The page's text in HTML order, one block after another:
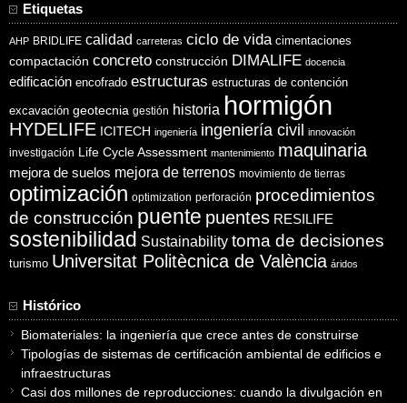
Etiquetas
AHP BRIDLIFE calidad carreteras ciclo de vida cimentaciones
compactación concreto construcción DIMALIFE docencia
edificación encofrado estructuras estructuras de contención
excavación geotecnia gestión historia hormigón
HYDELIFE ICITECH ingeniería ingeniería civil innovación
investigación Life Cycle Assessment mantenimiento maquinaria
mejora de suelos mejora de terrenos movimiento de tierras
optimización optimization perforación procedimientos
de construcción puente puentes RESILIFE
sostenibilidad Sustainability toma de decisiones
turismo Universitat Politècnica de València áridos
Histórico
Biomateriales: la ingeniería que crece antes de construirse
Tipologías de sistemas de certificación ambiental de edificios e
infraestructuras
Casi dos millones de reproducciones: cuando la divulgación en